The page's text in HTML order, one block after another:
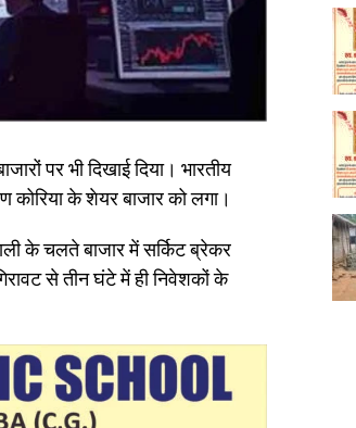
पर भी दिखाई दिया। भारतीय
कोरिया के शेयर बाजार को लगा।
के चलते बाजार में सर्किट ब्रेकर
से तीन घंटे में ही निवेशकों के